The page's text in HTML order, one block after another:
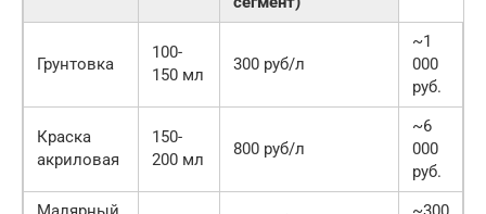
Грунтовка
100-
150 мл
300 руб/л
~1
000
руб.
Краска
акриловая
150-
200 мл
800 руб/л
~6
000
руб.